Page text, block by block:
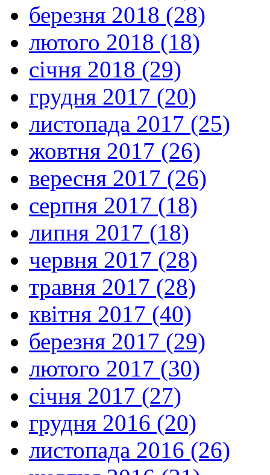
березня 2018 (28)
лютого 2018 (18)
січня 2018 (29)
грудня 2017 (20)
листопада 2017 (25)
жовтня 2017 (26)
вересня 2017 (26)
серпня 2017 (18)
липня 2017 (18)
червня 2017 (28)
травня 2017 (28)
квітня 2017 (40)
березня 2017 (29)
лютого 2017 (30)
січня 2017 (27)
грудня 2016 (20)
листопада 2016 (26)